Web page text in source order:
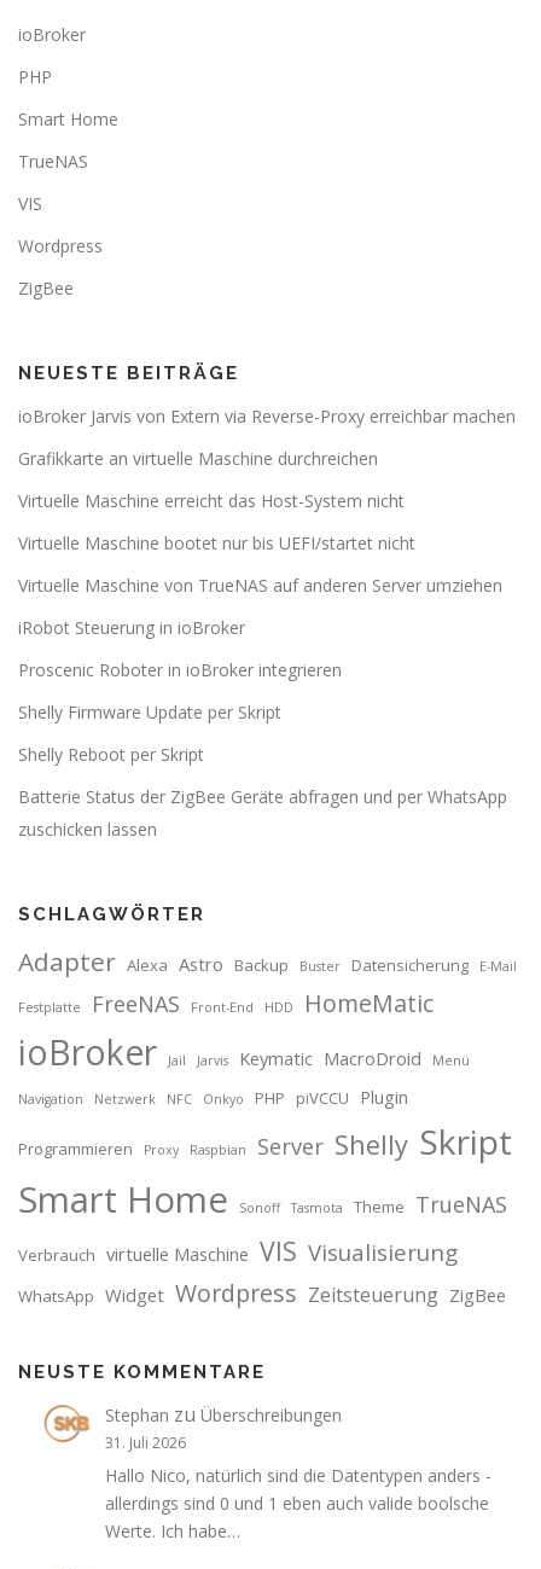
ioBroker
PHP
Smart Home
TrueNAS
VIS
Wordpress
ZigBee
NEUESTE BEITRÄGE
ioBroker Jarvis von Extern via Reverse-Proxy erreichbar machen
Grafikkarte an virtuelle Maschine durchreichen
Virtuelle Maschine erreicht das Host-System nicht
Virtuelle Maschine bootet nur bis UEFI/startet nicht
Virtuelle Maschine von TrueNAS auf anderen Server umziehen
iRobot Steuerung in ioBroker
Proscenic Roboter in ioBroker integrieren
Shelly Firmware Update per Skript
Shelly Reboot per Skript
Batterie Status der ZigBee Geräte abfragen und per WhatsApp
zuschicken lassen
SCHLAGWÖRTER
Adapter Alexa Astro Backup Buster Datensicherung E-Mail
Festplatte FreeNAS Front-End HDD HomeMatic
ioBroker Jail Jarvis Keymatic MacroDroid Menü
Navigation Netzwerk NFC Onkyo PHP piVCCU Plugin
Programmieren Proxy Raspbian Server Shelly Skript
Smart Home Sonoff Tasmota Theme TrueNAS
Verbrauch virtuelle Maschine VIS Visualisierung
WhatsApp Widget Wordpress Zeitsteuerung ZigBee
NEUSTE KOMMENTARE
Stephan zu Überschreibungen
31. Juli 2026
Hallo Nico, natürlich sind die Datentypen anders -
allerdings sind 0 und 1 eben auch valide boolsche
Werte. Ich habe…